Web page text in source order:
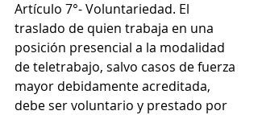
Artículo 7°- Voluntariedad. El
traslado de quien trabaja en una
posición presencial a la modalidad
de teletrabajo, salvo casos de fuerza
mayor debidamente acreditada,
debe ser voluntario y prestado por